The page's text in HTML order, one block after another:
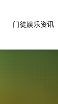
门徒娱乐资讯